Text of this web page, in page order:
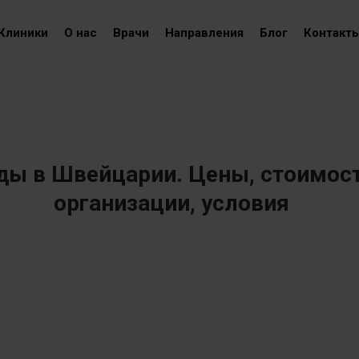
О нас Врачи Направления Блог
в Швейцарии. Цены,
организации, условия